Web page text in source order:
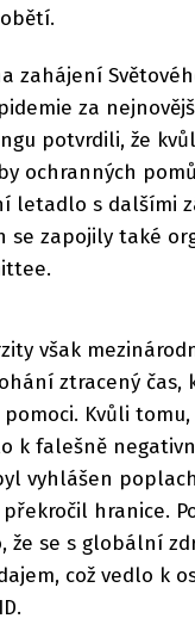
zahájení
za
potvrdili, že
ochranných
letadlo s dalšími
se zapojily také
však
ztracený čas,
Kvůli
k falešně
vyhlášen
hranice.
že se s globální
což vedlo k